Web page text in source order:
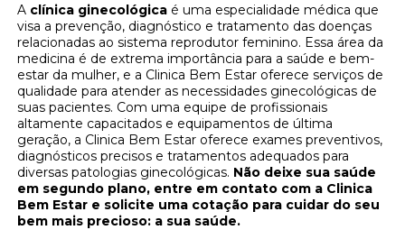
A clínica ginecológica é uma especialidade médica que
visa a prevenção, diagnóstico e tratamento das doenças
relacionadas ao sistema reprodutor feminino. Essa área da
medicina é de extrema importância para a saúde e bem-
estar da mulher, e a Clinica Bem Estar oferece serviços de
qualidade para atender as necessidades ginecológicas de
suas pacientes. Com uma equipe de profissionais
altamente capacitados e equipamentos de última
geração, a Clinica Bem Estar oferece exames preventivos,
diagnósticos precisos e tratamentos adequados para
diversas patologias ginecológicas. Não deixe sua saúde
em segundo plano, entre em contato com a Clinica
Bem Estar e solicite uma cotação para cuidar do seu
bem mais precioso: a sua saúde.